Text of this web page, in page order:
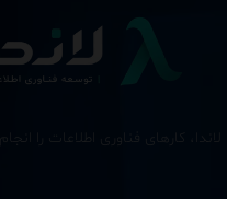
با لاندا، کارهای فناوری اطلاعات را